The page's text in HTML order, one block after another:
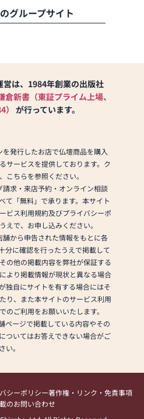
グループサイト
営は、1984年創業の出版社
倉新書（東証プライム上場、
が行っています。
発行したお店で仏壇商品を購入
サービスを提供しております。ク
こちらを参照ください。
求・来店予約・オンライン相談
て「無料」で承ります。本サイト
ビス利用規約及びプライバシーポ
えで、お申し込みください。
から申告された情報をもとに各
分に確認を行ったうえで掲載して
の他の掲載内容を弊社が保証する
より掲載情報が現状と異なる場合
独自にサイトを有する場合にはそ
り、また本サイトのサービス利用
のご利用をお願いいたします。
ページで掲載している内容やその
ついてはお答えできない場合がご
い。
シーポリシー著作権・リンク・免責事項
のお問い合わせ